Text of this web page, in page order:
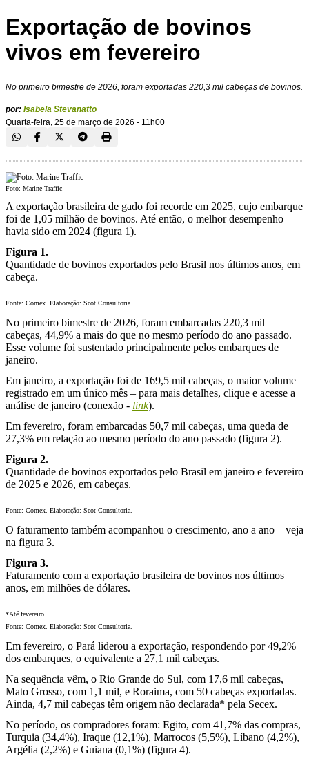
Exportação de bovinos
vivos em fevereiro
No primeiro bimestre de 2026, foram exportadas 220,3 mil cabeças de bovinos.
por: Isabela Stevanatto
Quarta-feira, 25 de março de 2026 - 11h00
Foto: Marine Traffic
A exportação brasileira de gado foi recorde em 2025, cujo embarque
foi de 1,05 milhão de bovinos. Até então, o melhor desempenho
havia sido em 2024 (figura 1).
Figura 1.
Quantidade de bovinos exportados pelo Brasil nos últimos anos, em
cabeça.
Fonte: Comex. Elaboração: Scot Consultoria.
No primeiro bimestre de 2026, foram embarcadas 220,3 mil
cabeças, 44,9% a mais do que no mesmo período do ano passado.
Esse volume foi sustentado principalmente pelos embarques de
janeiro.
Em janeiro, a exportação foi de 169,5 mil cabeças, o maior volume
registrado em um único mês – para mais detalhes, clique e acesse a
análise de janeiro (conexão - link).
Em fevereiro, foram embarcadas 50,7 mil cabeças, uma queda de
27,3% em relação ao mesmo período do ano passado (figura 2).
Figura 2.
Quantidade de bovinos exportados pelo Brasil em janeiro e fevereiro
de 2025 e 2026, em cabeças.
Fonte: Comex. Elaboração: Scot Consultoria.
O faturamento também acompanhou o crescimento, ano a ano – veja
na figura 3.
Figura 3.
Faturamento com a exportação brasileira de bovinos nos últimos
anos, em milhões de dólares.
*Até fevereiro.
Fonte: Comex. Elaboração: Scot Consultoria.
Em fevereiro, o Pará liderou a exportação, respondendo por 49,2%
dos embarques, o equivalente a 27,1 mil cabeças.
Na sequência vêm, o Rio Grande do Sul, com 17,6 mil cabeças,
Mato Grosso, com 1,1 mil, e Roraima, com 50 cabeças exportadas.
Ainda, 4,7 mil cabeças têm origem não declarada* pela Secex.
No período, os compradores foram: Egito, com 41,7% das compras,
Turquia (34,4%), Iraque (12,1%), Marrocos (5,5%), Líbano (4,2%),
Argélia (2,2%) e Guiana (0,1%) (figura 4).